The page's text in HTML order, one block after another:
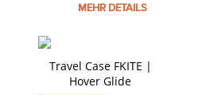
MEHR DETAILS
Travel Case FKITE |
Hover Glide